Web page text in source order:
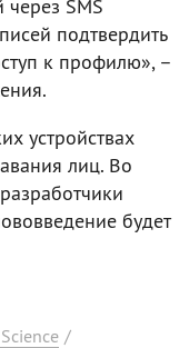
SMS
подтвердить
к профилю», –
устройствах
лиц. Во
будет
/